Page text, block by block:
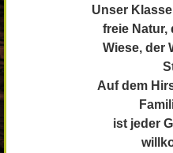
Unser
freie Natur,
Wiese, der
Auf dem
ist jeder